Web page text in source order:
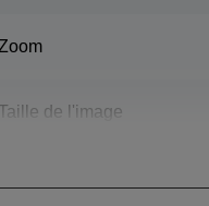
de l'image